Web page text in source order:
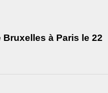
à Paris le 22